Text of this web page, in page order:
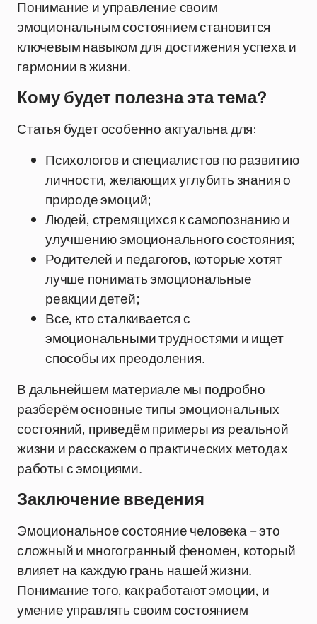
Понимание и управление своим
эмоциональным состоянием становится
ключевым навыком для достижения успеха и
гармонии в жизни.
Кому будет полезна эта тема?
Статья будет особенно актуальна для:
Психологов и специалистов по развитию
личности, желающих углубить знания о
природе эмоций;
Людей, стремящихся к самопознанию и
улучшению эмоционального состояния;
Родителей и педагогов, которые хотят
лучше понимать эмоциональные
реакции детей;
Все, кто сталкивается с
эмоциональными трудностями и ищет
способы их преодоления.
В дальнейшем материале мы подробно
разберём основные типы эмоциональных
состояний, приведём примеры из реальной
жизни и расскажем о практических методах
работы с эмоциями.
Заключение введения
Эмоциональное состояние человека – это
сложный и многогранный феномен, который
влияет на каждую грань нашей жизни.
Понимание того, как работают эмоции, и
умение управлять своим состоянием